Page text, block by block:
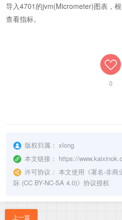
导入4701的jvm(Micrometer)图表，
查看指标。
0
版权归属： xlong
本文链接： https://
许可协议： 本文使用《署名-非商
际 (CC BY-NC-SA 4.0)》协议授权
上一篇